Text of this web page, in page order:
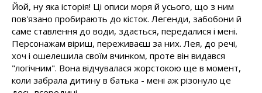
Йой, ну яка історія! Ці описи моря й усього, що з ним
пов'язано пробирають до кісток. Легенди, забобони й
саме ставлення до води, здається, передалися і мені.
Персонажам віриш, переживаєш за них. Лея, до речі,
хоч і ошелешила своїм вчинком, проте він видався
"логічним". Вона відчувалася жорстокою ще в момент,
коли забрала дитину в батька - мені аж різонуло це